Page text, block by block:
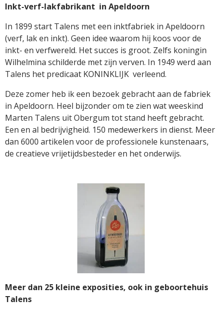
Inkt-verf-lakfabrikant in Apeldoorn
In 1899 start Talens met een inktfabriek in Apeldoorn
(verf, lak en inkt). Geen idee waarom hij koos voor de
inkt- en verfwereld. Het succes is groot. Zelfs koningin
Wilhelmina schilderde met zijn verven. In 1949 werd aan
Talens het predicaat KONINKLIJK verleend.
Deze zomer heb ik een bezoek gebracht aan de fabriek
in Apeldoorn. Heel bijzonder om te zien wat weeskind
Marten Talens uit Obergum tot stand heeft gebracht.
Een en al bedrijvigheid. 150 medewerkers in dienst. Meer
dan 6000 artikelen voor de professionele kunstenaars,
de creatieve vrijetijdsbesteder en het onderwijs.
Meer dan 25 kleine exposities, ook in geboortehuis
Talens